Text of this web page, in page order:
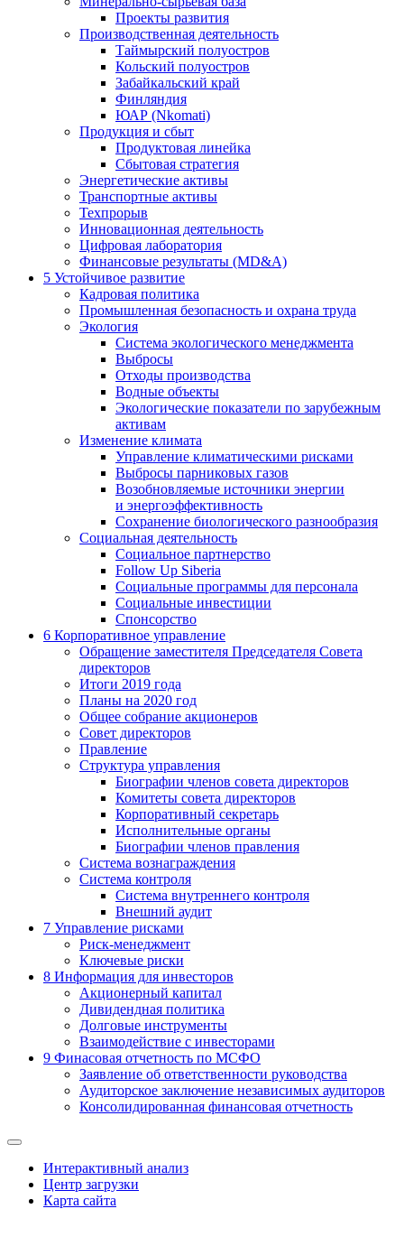
Проекты развития
Производственная деятельность
Таймырский полуостров
Кольский полуостров
Забайкальский край
Финляндия
ЮАР (Nkomati)
Продукция и сбыт
Продуктовая линейка
Сбытовая стратегия
Энергетические активы
Транспортные активы
Техпрорыв
Инновационная деятельность
Цифровая лаборатория
Финансовые результаты (MD&A)
5 Устойчивое развитие
Кадровая политика
Промышленная безопасность и охрана труда
Экология
Система экологического менеджмента
Выбросы
Отходы производства
Водные объекты
Экологические показатели по зарубежным
активам
Изменение климата
Управление климатическими рисками
Выбросы парниковых газов
Возобновляемые источники энергии
и энергоэффективность
Сохранение биологического разнообразия
Социальная деятельность
Социальное партнерство
Follow Up Siberia
Социальные программы для персонала
Социальные инвестиции
Спонсорство
6 Корпоративное управление
Обращение заместителя Председателя Совета
директоров
Итоги 2019 года
Планы на 2020 год
Общее собрание акционеров
Совет директоров
Правление
Структура управления
Биографии членов совета директоров
Комитеты совета директоров
Корпоративный секретарь
Исполнительные органы
Биографии членов правления
Система вознаграждения
Система контроля
Система внутреннего контроля
Внешний аудит
7 Управление рисками
Риск-менеджмент
Ключевые риски
8 Информация для инвесторов
Акционерный капитал
Дивидендная политика
Долговые инструменты
Взаимодействие с инвеcторами
9 Финасовая отчетность по МСФО
Заявление об ответственности руководства
Аудиторское заключение независимых аудиторов
Консолидированная финансовая отчетность
Интерактивный анализ
Центр загрузки
Карта сайта